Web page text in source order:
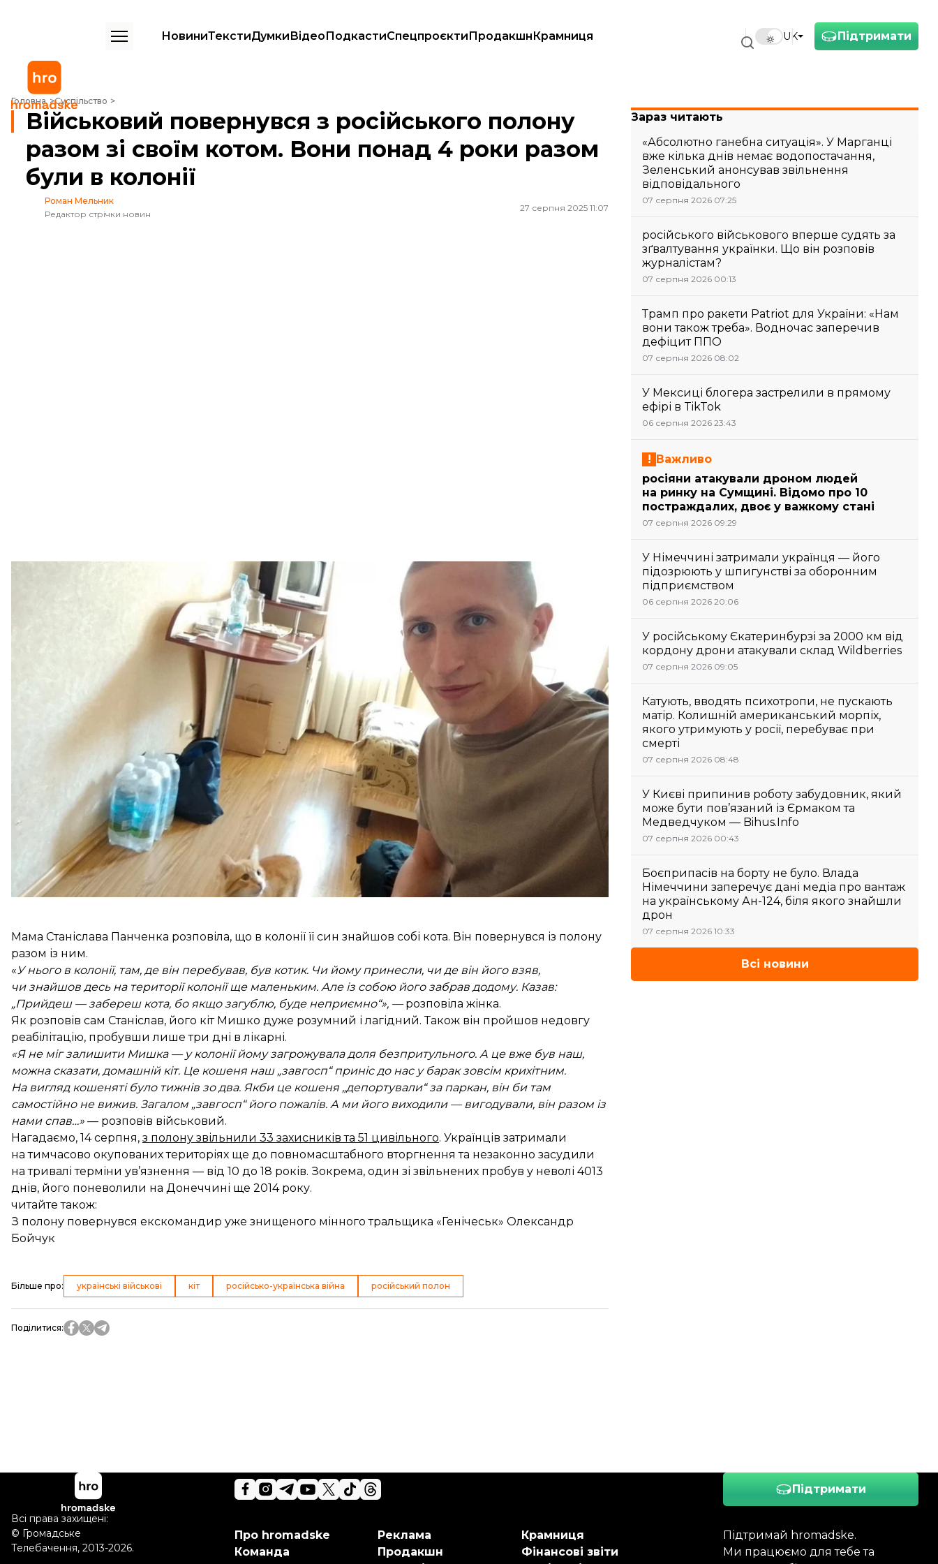
Підтримати
UK
НовиниТекстиДумкиВідеоПодкастиСпецпроєктиПродакшнКрамниця
Головна Суспільство
Військовий повернувся з російського полону разом зі своїм котом. Вони понад 4 роки разом були в колонії
Військовий повернувся з російського полону
разом зі своїм котом. Вони понад 4 роки разом
були в колонії
Роман Мельник
Редактор стрічки новин
27 серпня 2025 11:07
Військовий Станіслав Панченко разом із котом Мишком
«Новини Донбасу»
Український військовий Станіслав Панченко, якого повернули з російського полону під час обміну
14 серпня, повернувся додому разом зі своїм котом. Вони разом пробули в колонії 4,5 року.
Суспільне. Полтава» та « Новини Донбасу
Панченко долучився до лав ЗСУ ще 2017 року, коли йому було 18 років. У 2019-му він потрапив
у російський полон і пробув там 7 років.
Спершу його відправили до Донецького СІЗО № 5, а після «суду» — до 32 колонії. росіяни
звинуватили його у начебто «тероризмі» та «незаконному захопленні влади», за що його «засудили»
до 17 років за ґратами.
Мама Станіслава Панченка розповіла, що в колонії її син знайшов собі кота. Він повернувся із полону
разом із ним.
« У нього в колонії, там, де він перебував, був котик. Чи йому принесли, чи де він його взяв,
чи знайшов десь на території колонії ще маленьким. Але із собою його забрав додому. Казав:
„Прийдеш — забереш кота, бо якщо загублю, буде неприємно“», — розповіла жінка.
Як розповів сам Станіслав, його кіт Мишко дуже розумний і лагідний. Також він пройшов недовгу
реабілітацію, пробувши лише три дні в лікарні.
«Я не міг залишити Мишка — у колонії йому загрожувала доля безпритульного. А це вже був наш,
можна сказати, домашній кіт. Це кошеня наш „завгосп“ приніс до нас у барак зовсім крихітним.
На вигляд кошеняті було тижнів зо два. Якби це кошеня „депортували“ за паркан, він би там
самостійно не вижив. Загалом „завгосп“ його пожалів. А ми його виходили — вигодували, він разом із
нами спав…» — розповів військовий.
Нагадаємо, 14 серпня, з полону звільнили 33 захисників та 51 цивільного. Українців затримали
на тимчасово окупованих територіях ще до повномасштабного вторгнення та незаконно засудили
на тривалі терміни ув’язнення — від 10 до 18 років. Зокрема, один зі звільнених пробув у неволі 4013
днів, його поневолили на Донеччині ще 2014 року.
читайте також:
З полону повернувся екскомандир уже знищеного мінного тральщика «Генічеськ» Олександр
Бойчук
Більше про: українські військові кіт російсько-українська війна російський полон
Поділитися:
Зараз читають
«Абсолютно ганебна ситуація». У Марганці
вже кілька днів немає водопостачання,
Зеленський анонсував звільнення
відповідального
07 серпня 2026 07:25
російського військового вперше судять за
зґвалтування українки. Що він розповів
журналістам?
07 серпня 2026 00:13
Трамп про ракети Patriot для України: «Нам
вони також треба». Водночас заперечив
дефіцит ППО
07 серпня 2026 08:02
У Мексиці блогера застрелили в прямому
ефірі в TikTok
06 серпня 2026 23:43
Важливо
росіяни атакували дроном людей
на ринку на Сумщині. Відомо про 10
постраждалих, двоє у важкому стані
07 серпня 2026 09:29
У Німеччині затримали українця — його
підозрюють у шпигунстві за оборонним
підприємством
06 серпня 2026 20:06
У російському Єкатеринбурзі за 2000 км від
кордону дрони атакували склад Wildberries
07 серпня 2026 09:05
Катують, вводять психотропи, не пускають
матір. Колишній американський морпіх,
якого утримують у росії, перебуває при
смерті
07 серпня 2026 08:48
У Києві припинив роботу забудовник, який
може бути пов’язаний із Єрмаком та
Медведчуком — Bihus.Info
07 серпня 2026 00:43
Боєприпасів на борту не було. Влада
Німеччини заперечує дані медіа про вантаж
на українському Ан-124, біля якого знайшли
дрон
07 серпня 2026 10:33
Всі новини
Підтримати
Підтримай hromadske.
Ми працюємо для тебе та
Про hromadske
Команда
Реклама
Продакшн
Крамниця
Фінансові звіти
Всі права захищені:
© Громадське
Телебачення, 2013-2026.